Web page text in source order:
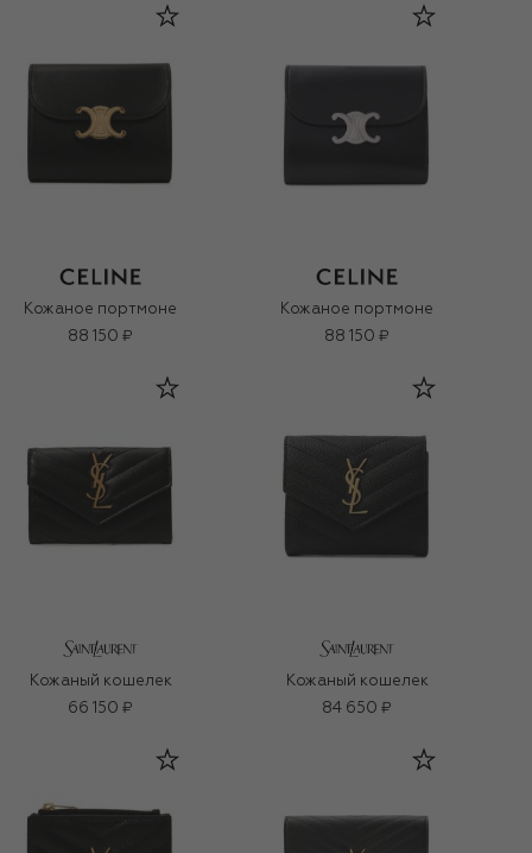
Кожаное портмоне
88 150 ₽
Кожаное портмоне
88 150 ₽
Кожаный кошелек
66 150 ₽
Кожаный кошелек
84 650 ₽